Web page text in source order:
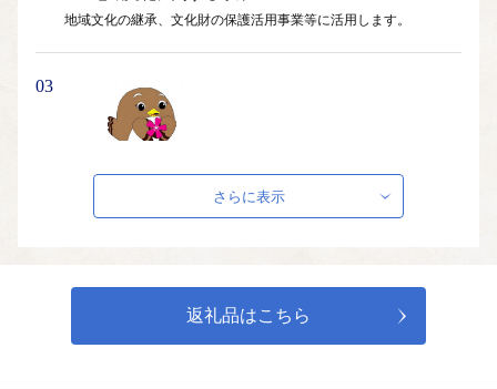
地域文化の継承、文化財の保護活用事業等に活用します。
03
(3)観光及び産業の振興に関する事業
芝ざくら公園や道の駅をはじめとする観光施設の維持管理、およ
さらに表示
返礼品はこちら